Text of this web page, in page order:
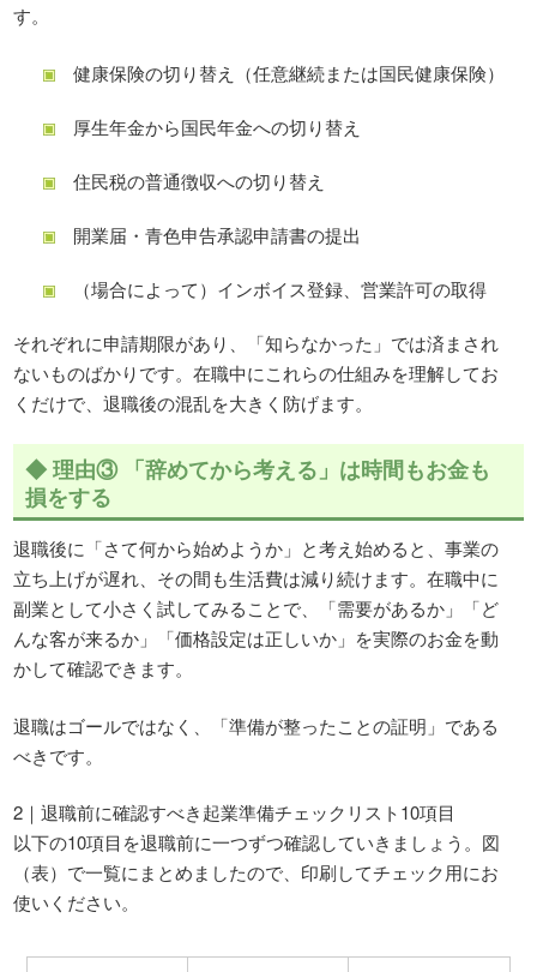
す。
健康保険の切り替え（任意継続または国民健康保険）
厚生年金から国民年金への切り替え
住民税の普通徴収への切り替え
開業届・青色申告承認申請書の提出
（場合によって）インボイス登録、営業許可の取得
それぞれに申請期限があり、「知らなかった」では済まされ
ないものばかりです。在職中にこれらの仕組みを理解してお
くだけで、退職後の混乱を大きく防げます。
◆ 理由③ 「辞めてから考える」は時間もお金も
損をする
退職後に「さて何から始めようか」と考え始めると、事業の
立ち上げが遅れ、その間も生活費は減り続けます。在職中に
副業として小さく試してみることで、「需要があるか」「ど
んな客が来るか」「価格設定は正しいか」を実際のお金を動
かして確認できます。
退職はゴールではなく、「準備が整ったことの証明」である
べきです。
2｜退職前に確認すべき起業準備チェックリスト10項目
以下の10項目を退職前に一つずつ確認していきましょう。図
（表）で一覧にまとめましたので、印刷してチェック用にお
使いください。